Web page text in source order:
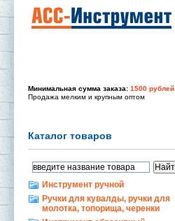
Минимальная сумма заказа: 1500 рублей
Продажа мелким и крупным оптом
Каталог товаров
Инструмент ручной
Ручки для кувалды, ручки для
молотка, топорища, черенки